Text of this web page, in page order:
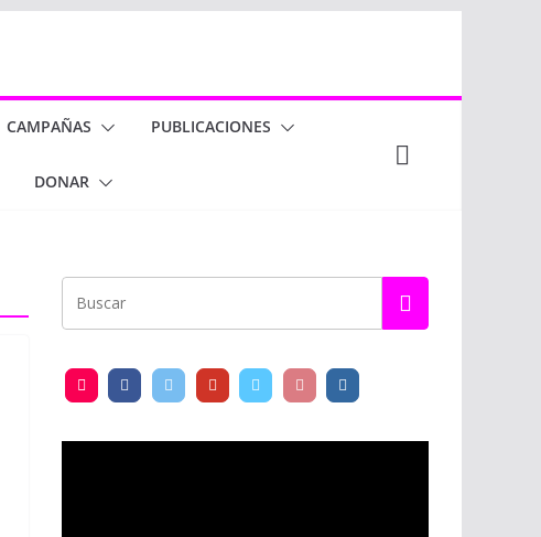
CAMPAÑAS PUBLICACIONES
DONAR